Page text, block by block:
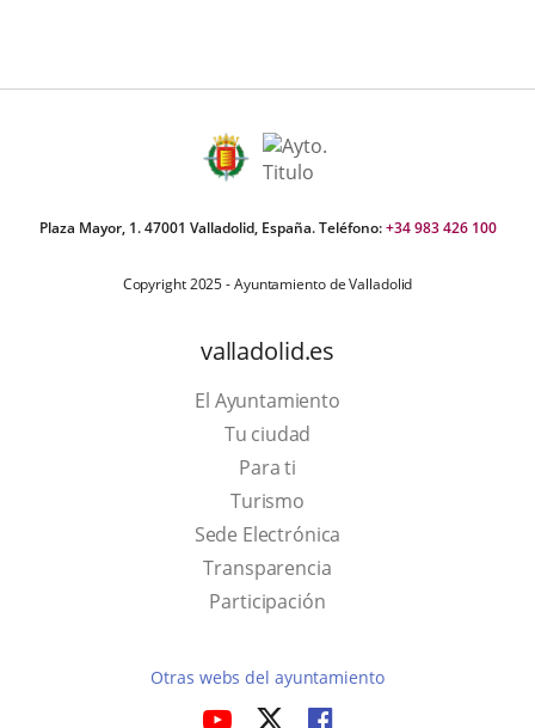
Plaza Mayor, 1. 47001 Valladolid, España. Teléfono:+34 983 426 100
Copyright 2025 - Ayuntamiento de Valladolid
valladolid.es
El Ayuntamiento
Tu ciudad
Para ti
TurismoEste
enlace
se
abrirá
una
Sede Electrónica
externa.
Transparencia
Participación
Otras webs del ayuntamiento
ENLACEENLACEENLACE